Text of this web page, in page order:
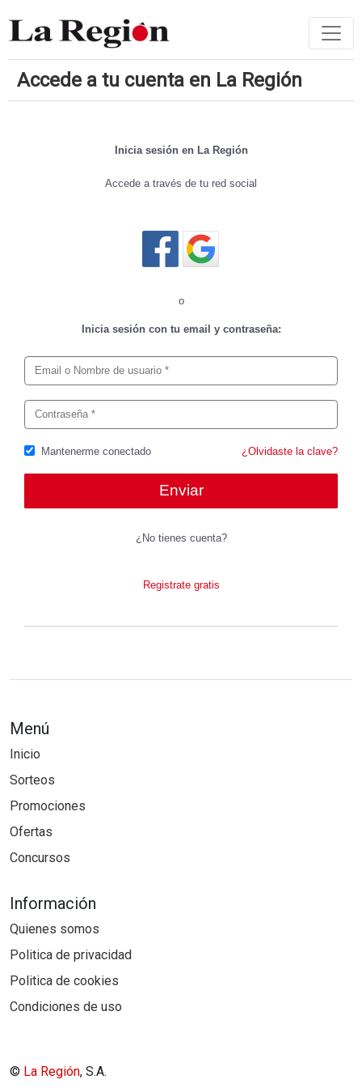
Accede a tu cuenta en La Región
Inicia sesión en La Región
Accede a través de tu red social
Cerrar sesión
o
Inicia sesión con tu email y contraseña:
¿Olvidaste la clave?
Mantenerme conectado
¿No tienes cuenta?
Registrate gratis
Menú
Inicio
Sorteos
Promociones
Ofertas
Concursos
Información
Quienes somos
Politica de privacidad
Politica de cookies
Condiciones de uso
© La Región, S.A.